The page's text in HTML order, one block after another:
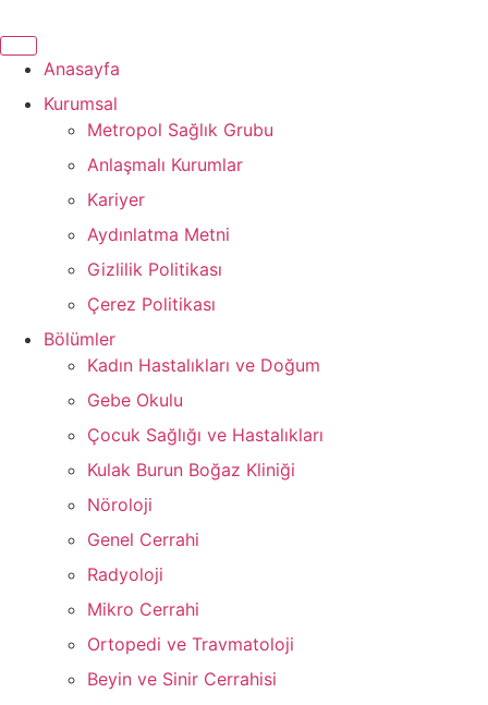
atla
Anasayfa
Kurumsal
Metropol Sağlık Grubu
Anlaşmalı Kurumlar
Kariyer
Aydınlatma Metni
Gizlilik Politikası
Çerez Politikası
Bölümler
Kadın Hastalıkları ve Doğum
Gebe Okulu
Çocuk Sağlığı ve Hastalıkları
Kulak Burun Boğaz Kliniği
Nöroloji
Genel Cerrahi
Radyoloji
Mikro Cerrahi
Ortopedi ve Travmatoloji
Beyin ve Sinir Cerrahisi